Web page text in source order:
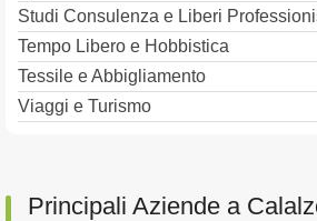
Studi Consulenza e Liberi
Tempo Libero e Hobbistica
Tessile e Abbigliamento
Viaggi e Turismo
Principali Aziende a